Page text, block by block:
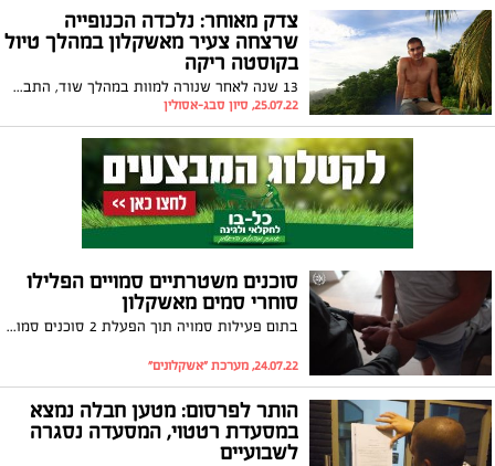
צדק מאוחר: נלכדה הכנופייה
שרצחה צעיר מאשקלון במהלך טיול
בקוסטה ריקה
13 שנה לאחר שנורה למוות במהלך שוד, התבשרה משפחתו של איתי אליאס שכטר ז"ל מאשקלון כי חברי הכנופייה האחראים לפשע נעצרו. בריאיון ל"אשקלונים" מבקשת אמו מירי את עזרת הציבור במימון ייצוג משפטי שיבטיח כי הרוצחים יבואו על עונשם: "זהו פצע פתוח שלעולם לא יגליד, מקווים שנוכל לעשות צדק עבור איתי"
25.07.22, סיון סבג-אסולין
סוכנים משטרתיים סמויים הפלילו
סוחרי סמים מאשקלון
בתום פעילות סמויה תוך הפעלת 2 סוכנים סמויים, פשטו הבוקר כוחות המשטרה על בתיהם של 17 חשודים שהופללו בסחר בסמים באשקלון והסביבה, בהם יעדים המשתייכים לארגוני פשיעה. במהלך הפשיטה נתפסו כ 2.5 ק"ג סמים מסוכנים מסוגים שונים, רכבים ועשרות אלפי שקלים
24.07.22, מערכת "אשקלונים"
הותר לפרסום: מטען חבלה נמצא
במסעדת רטטוי, המסעדה נסגרה
לשבועיים